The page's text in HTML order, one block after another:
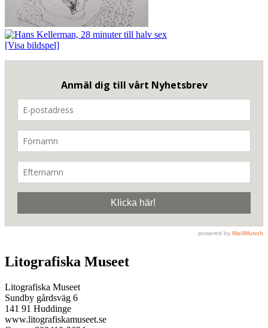
[Visa bildspel]
Litografiska Museet
Litografiska Museet
Sundby gårdsväg 6
141 91 Huddinge
www.litografiskamuseet.se